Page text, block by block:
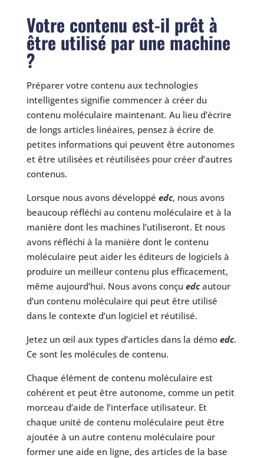
Votre contenu est-il prêt à
être utilisé par une machine
?
Préparer votre contenu aux technologies
intelligentes signifie commencer à créer du
contenu moléculaire maintenant. Au lieu d’écrire
de longs articles linéaires, pensez à écrire de
petites informations qui peuvent être autonomes
et être utilisées et réutilisées pour créer d’autres
contenus.
Lorsque nous avons développé edc, nous avons
beaucoup réfléchi au contenu moléculaire et à la
manière dont les machines l’utiliseront. Et nous
avons réfléchi à la manière dont le contenu
moléculaire peut aider les éditeurs de logiciels à
produire un meilleur contenu plus efficacement,
même aujourd’hui. Nous avons conçu edcautour
d’un contenu moléculaire qui peut être utilisé
dans le contexte d’un logiciel et réutilisé.
Jetez un œil aux types d’articles dans la démo edc.
Ce sont les molécules de contenu.
Chaque élément de contenu moléculaire est
cohérent et peut être autonome, comme un petit
morceau d’aide de l’interface utilisateur. Et
chaque unité de contenu moléculaire peut être
ajoutée à un autre contenu moléculaire pour
former une aide en ligne, des articles de la base